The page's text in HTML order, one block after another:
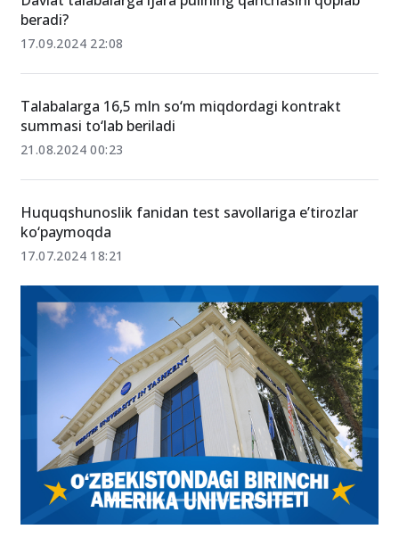
beradi?
17.09.2024 22:08
summasi to‘lab beriladi
21.08.2024 00:23
17.07.2024 18:21